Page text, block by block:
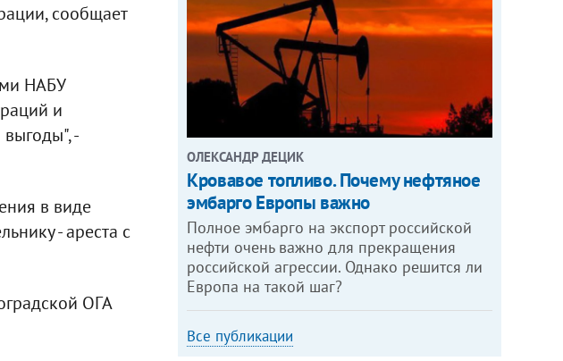
сообщает
НАБУ
и
-
в виде
- ареста с
ОГА
ОЛЕКСАНДР ДЕЦИК
Кровавое топливо. Почему нефтяное
эмбарго Европы важно
Полное эмбарго на экспорт российской
нефти очень важно для прекращения
российской агрессии. Однако решится ли
Европа на такой шаг?
Все публикации